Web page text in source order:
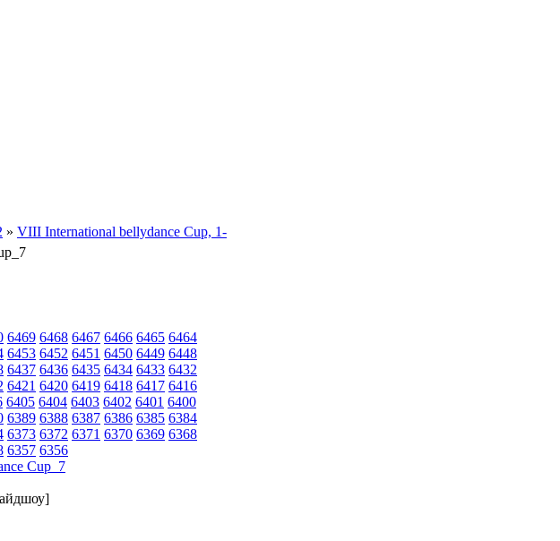
» VIII International bellydance Cup, 1-
6469 6468 6467 6466 6465 6464
6453 6452 6451 6450 6449 6448
6437 6436 6435 6434 6433 6432
6421 6420 6419 6418 6417 6416
6405 6404 6403 6402 6401 6400
6389 6388 6387 6386 6385 6384
6373 6372 6371 6370 6369 6368
6357 6356